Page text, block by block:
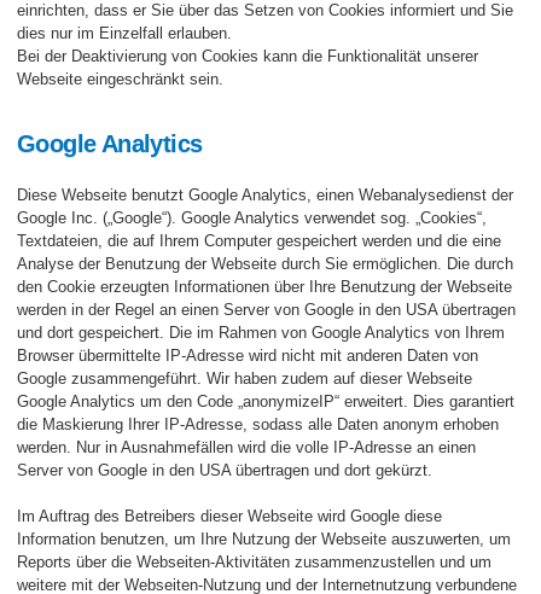
einrichten, dass er Sie über das Setzen von Cookies informiert und Sie
dies nur im Einzelfall erlauben.
Bei der Deaktivierung von Cookies kann die Funktionalität unserer
Webseite eingeschränkt sein.
Google Analytics
Diese Webseite benutzt Google Analytics, einen Webanalysedienst der
Google Inc. („Google“). Google Analytics verwendet sog. „Cookies“,
Textdateien, die auf Ihrem Computer gespeichert werden und die eine
Analyse der Benutzung der Webseite durch Sie ermöglichen. Die durch
den Cookie erzeugten Informationen über Ihre Benutzung der Webseite
werden in der Regel an einen Server von Google in den USA übertragen
und dort gespeichert. Die im Rahmen von Google Analytics von Ihrem
Browser übermittelte IP-Adresse wird nicht mit anderen Daten von
Google zusammengeführt. Wir haben zudem auf dieser Webseite
Google Analytics um den Code „anonymizeIP“ erweitert. Dies garantiert
die Maskierung Ihrer IP-Adresse, sodass alle Daten anonym erhoben
werden. Nur in Ausnahmefällen wird die volle IP-Adresse an einen
Server von Google in den USA übertragen und dort gekürzt.
Im Auftrag des Betreibers dieser Webseite wird Google diese
Information benutzen, um Ihre Nutzung der Webseite auszuwerten, um
Reports über die Webseiten-Aktivitäten zusammenzustellen und um
weitere mit der Webseiten-Nutzung und der Internetnutzung verbundene